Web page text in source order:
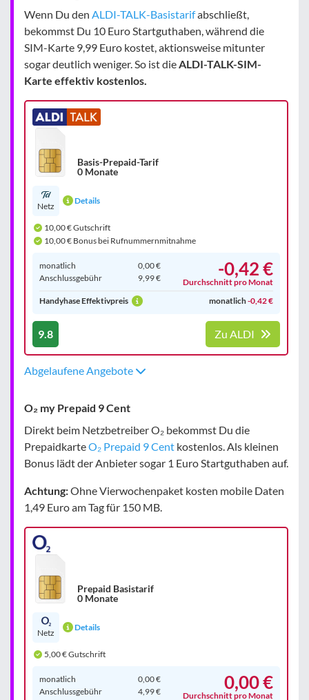
Wenn Du den ALDI-TALK-Basistarifabschließt,
bekommst Du 10 Euro Startguthaben, während die
SIM-Karte 9,99 Euro kostet, aktionsweise mitunter
sogar deutlich weniger. So ist dieALDI-TALK-SIM-
Karte effektiv kostenlos.
Basis-Prepaid-Tarif
0 Monate
Netz
Details
10,00 € Gutschrift
10,00 € Bonus bei Rufnummernmitnahme
monatlich
0,00 €
Anschluss­gebühr
9,99 € -0,42 €
Durchschnitt pro Monat
Handyhase Effektivpreis
monatlich-0,42 €
9.8 Zu ALDI
Abgelaufene Angebote
O₂ my Prepaid 9 Cent
Direkt beim Netzbetreiber O₂ bekommst Du die
PrepaidkarteO₂ Prepaid 9 Cent kostenlos. Als kleinen
Bonus lädt der Anbieter sogar 1 Euro Startguthaben auf.
Achtung:Ohne Vierwochenpaket kosten mobile Daten
1,49 Euro am Tag für 150 MB.
Prepaid Basistarif
0 Monate
Netz
Details
5,00 € Gutschrift
monatlich
0,00 €
Anschluss­gebühr
4,99 € 0,00 €
Durchschnitt pro Monat